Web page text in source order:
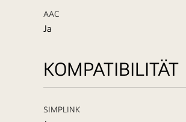
AAC
Ja
KOMPATIBILITÄT
SIMPLINK